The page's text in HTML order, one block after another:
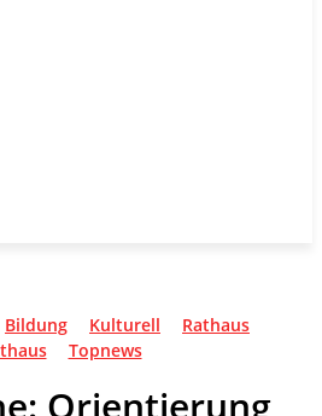
Bildung Kulturell
Rathaus
Topnews
Orientierung